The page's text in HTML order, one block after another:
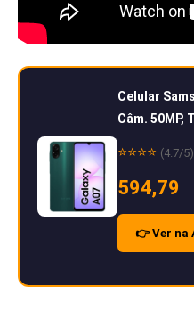
Celular
Câm. 50MP,
⭐⭐⭐⭐ (4.7/5)
594,79
👉 Ver na